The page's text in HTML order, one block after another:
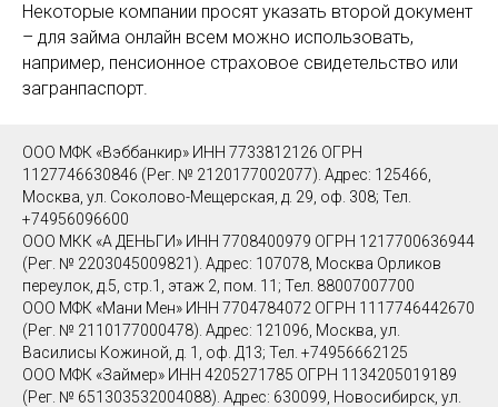
Некоторые компании просят указать второй документ
– для займа онлайн всем можно использовать,
например, пенсионное страховое свидетельство или
загранпаспорт.
ООО МФК «Вэббанкир» ИНН 7733812126 ОГРН
1127746630846 (Рег. № 2120177002077). Адрес: 125466,
Москва, ул. Соколово-Мещерская, д. 29, оф. 308; Тел.
+74956096600
ООО МКК «А ДЕНЬГИ» ИНН 7708400979 ОГРН 1217700636944
(Рег. № 2203045009821). Адрес: 107078, Москва Орликов
переулок, д.5, стр.1, этаж 2, пом. 11; Тел. 88007007700
ООО МФК «Мани Мен» ИНН 7704784072 ОГРН 1117746442670
(Рег. № 2110177000478). Адрес: 121096, Москва, ул.
Василисы Кожиной, д. 1, оф. Д13; Тел. +74956662125
ООО МФК «Займер» ИНН 4205271785 ОГРН 1134205019189
(Рег. № 651303532004088). Адрес: 630099, Новосибирск, ул.